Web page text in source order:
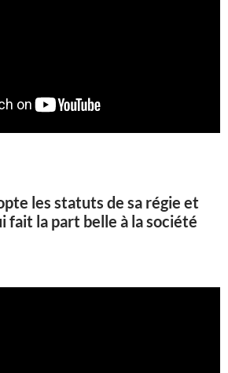
les statuts de sa régie et
fait la part belle à la société